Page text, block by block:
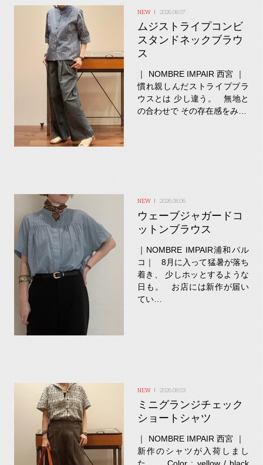
2026.08.07
ムジストライプコンビ
スタンドネックブラウ
ス
｜ NOMBRE IMPAIR 西宮 ｜
慣れ親しんだストライプブラ
ウスとは 少し違う。 無地と
の合わせで その存在感をみ…
2026.08.06
ウェーブジャガードコ
ットンブラウス
｜NOMBRE IMPAIR浦和パル
コ｜ 8月に入って猛暑が落ち
着き、 少しホッとするような
日も。 お店には新作が届い
てい…
2026.08.03
ミニグランジチェック
ショートシャツ
｜ NOMBRE IMPAIR 西宮 ｜
新作のシャツが入荷しまし